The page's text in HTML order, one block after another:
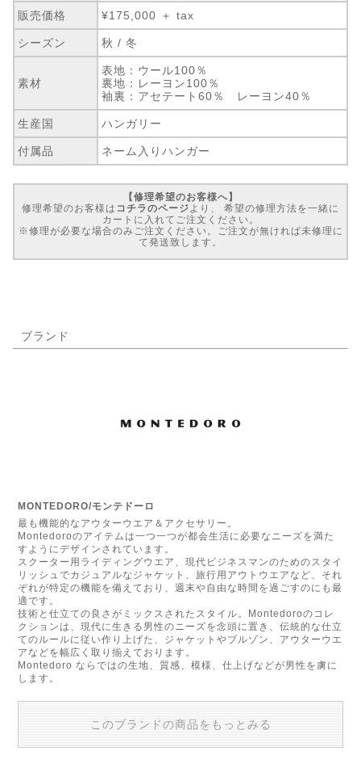
販売価格 ¥175,000 ＋ tax
シーズン 秋 / 冬
素材
表地：ウール100％
裏地：レーヨン100％
袖裏：アセテート60％ レーヨン40％
生産国 ハンガリー
付属品 ネーム入りハンガー
【修理希望のお客様へ】
修理希望のお客様は コチラのページより、 希望の修理方法を一緒に
カートに入れてご注文ください。
※修理が必要な場合のみご注文ください。ご注文が無ければ未修理に
て発送致します。
ブランド
MONTEDORO/モンテドーロ
最も機能的なアウターウエア＆アクセサリー。
Montedoroのアイテムは一つ一つが都会生活に必要なニーズを満た
すようにデザインされています。
スクーター用ライディングウエア、現代ビジネスマンのためのスタイ
リッシュでカジュアルなジャケット、旅行用アウトウエアなど、それ
ぞれが特定の機能を備えており、週末や自由な時間を過ごすのにも最
適です。
技術と仕立ての良さがミックスされたスタイル。Montedoroのコレ
クションは、現代に生きる男性のニーズを念頭に置き、伝統的な仕立
てのルールに従い作り上げた、ジャケットやブルゾン、アウターウエ
アなどを幅広く取り揃えております。
Montedoro ならではの生地、質感、模様、仕上げなどが男性を虜に
します。
このブランドの商品をもっとみる